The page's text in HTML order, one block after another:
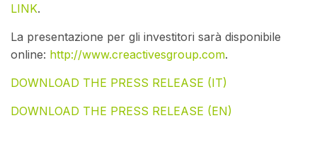
LINK.
La presentazione per gli investitori sarà disponibile
online: http://www.creactivesgroup.com.
DOWNLOAD THE PRESS RELEASE (IT)
DOWNLOAD THE PRESS RELEASE (EN)